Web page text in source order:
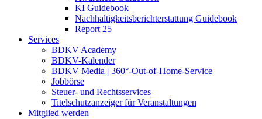
KI Guidebook
Nachhaltigkeitsberichterstattung Guidebook
Report 25
Services
BDKV Academy
BDKV-Kalender
BDKV Media | 360°-Out-of-Home-Service
Jobbörse
Steuer- und Rechtsservices
Titelschutzanzeiger für Veranstaltungen
Mitglied werden